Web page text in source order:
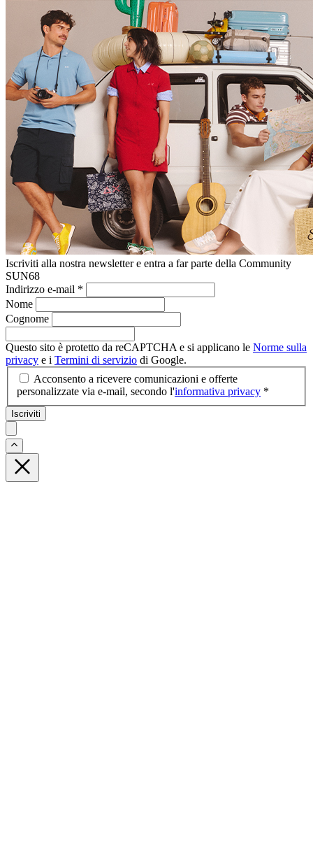
Iscriviti alla nostra newsletter e entra a far parte della Community
SUN68
Indirizzo e-mail *
Nome
Cognome
Questo sito è protetto da reCAPTCHA e si applicano le Norme sulla
privacy e i Termini di servizio di Google.
Acconsento a ricevere comunicazioni e offerte
personalizzate via e-mail, secondo l'informativa privacy *
Iscriviti